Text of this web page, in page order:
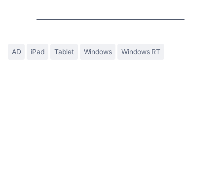
AD iPad Tablet Windows Windows RT